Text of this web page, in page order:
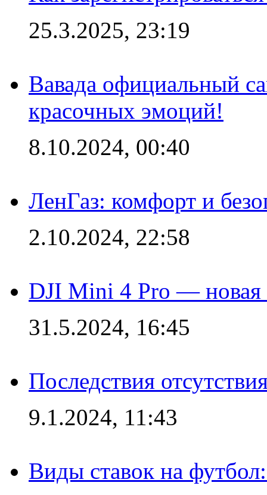
25.3.2025, 23:19
Вавада официальный
красочных эмоций!
8.10.2024, 00:40
ЛенГаз: комфорт и
2.10.2024, 22:58
DJI Mini 4 Pro — новая
31.5.2024, 16:45
Последствия
9.1.2024, 11:43
Виды ставок на